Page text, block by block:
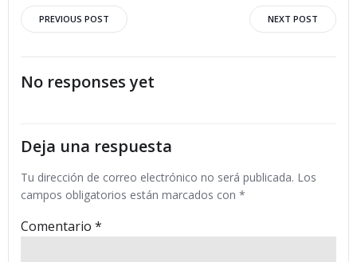
Navegación
por
las
entradas
PREVIOUS POST
Navegación
por
NEXT POST
No responses yet
Deja una respuesta
Tu dirección de correo electrónico no será publicada. Los
campos obligatorios están marcados con *
Comentario *